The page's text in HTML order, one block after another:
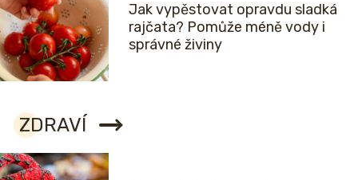
Jak vypěstovat opravdu sladká
rajčata? Pomůže méně vody i
správné živiny
ZDRAVÍ